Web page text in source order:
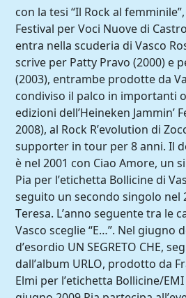
con la tesi “Il Rock al
Festival per Voci Nuove di
entra nella scuderia di Vasco
scrive per Patty Pravo (2000) e
(2003), entrambe prodotte da
condiviso il palco in importanti
edizioni dell’Heineken Jammin’
2008), al Rock R’evolution di
supporter in tour per 8 anni. Il
è nel 2001 con Ciao Amore, un
Pia per l’etichetta Bollicine di
seguito un secondo singolo nel
Teresa. L’anno seguente tra le
Vasco sceglie “E…”. Nel giugno
d’esordio UN SEGRETO CHE,
dall’album URLO, prodotto da
Elmi per l’etichetta Bollicine/